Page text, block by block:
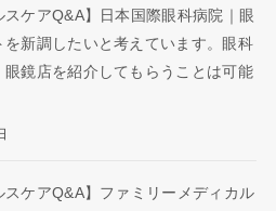
スケアQ&A】日本国際眼科病院｜眼
を新調したいと考えています。眼科
眼鏡店を紹介してもらうことは可能
スケアQ&A】ファミリーメディカル